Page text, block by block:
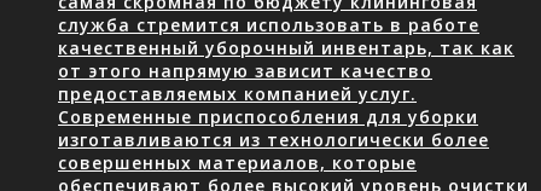
служба стремится использовать в работе
качественный уборочный инвентарь, так как
от этого напрямую зависит качество
предоставляемых компанией услуг.
Современные приспособления для уборки
изготавливаются из технологически более
совершенных материалов, которые
обеспечивают более высокий уровень очистки